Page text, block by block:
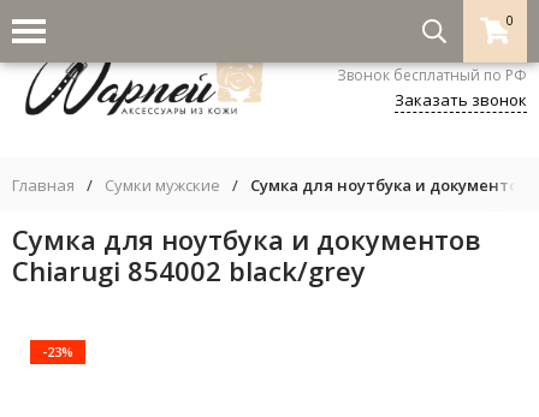
0
8-800-333-5530
Звонок бесплатный по РФ
Заказать звонок
Главная / Сумки мужские / Сумка для ноутбука и документов
Сумка для ноутбука и документов
Chiarugi 854002 black/grey
-23%